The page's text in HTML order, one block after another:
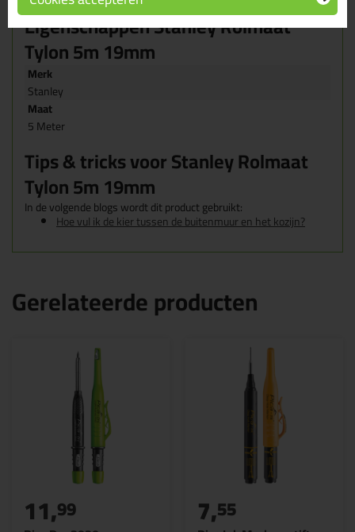
Eigenschappen Stanley Rolmaat
Tylon 5m 19mm
Merk
Stanley
Maat
5 Meter
Tips & tricks voor Stanley Rolmaat
Tylon 5m 19mm
In de volgende blogs wordt dit product gebruikt:
Hoe vul ik de kier tussen de buitenmuur en het kozijn?
Gerelateerde producten
11,99 7,55